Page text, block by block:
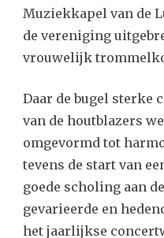
Muziekkapel van de
de vereniging
vrouwelijk
Daar de bugel sterke
van de houtblazers
omgevormd tot
tevens de start van
goede scholing aan
gevarieerde en
het jaarlijkse